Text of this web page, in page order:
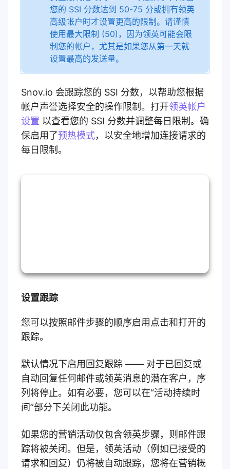
您的 SSI 分数达到 50-75 分或拥有领英
高级帐户时才设置更高的限制。请谨慎
使用最大限制 (50)，因为领英可能会限
制您的帐户，尤其是如果您从第一天就
设置最高的发送量。
Snov.io 会跟踪您的 SSI 分数，以帮助您根据
帐户声誉选择安全的操作限制。打开领英帐户
设置 以查看您的 SSI 分数并调整每日限制。确
保启用了预热模式，以安全地增加连接请求的
每日限制。
设置跟踪
您可以按照邮件步骤的顺序启用点击和打开的
跟踪。
默认情况下启用回复跟踪 —— 对于已回复或
自动回复任何邮件或领英消息的潜在客户，序
列将停止。如有必要，您可以在“活动持续时
间”部分下关闭此功能。
如果您的营销活动仅包含领英步骤，则邮件跟
踪将被关闭。但是，领英活动（例如已接受的
请求和回复）仍将被自动跟踪，您将在营销概